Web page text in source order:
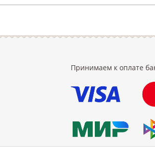
Принимаем к оплате